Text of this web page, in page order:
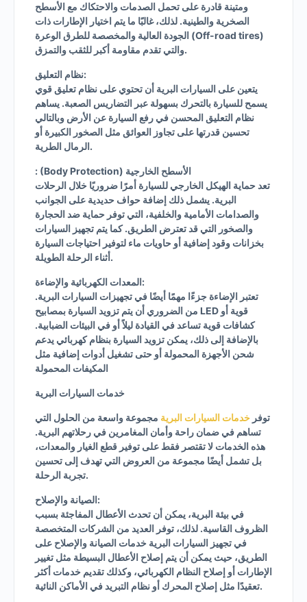
ومتينة قادرة على تحمل الصدمات والاحتكاك مع الأسطح
الصخرية والطينية. لذلك، غالبًا ما يتم اختيار الإطارات ذات
الجودة العالية والمخصصة للطرق الوعرة (Off-road tires)
والتي تقدم مقاومة أكبر للثقب والتمزق.
نظام التعليق:
يتعين على السيارات البرية أن تحتوي على نظام تعليق قوي
يسمح للسيارة بالتحرك بسهولة عبر التضاريس الصعبة. يساهم
نظام التعليق المحسن في رفع السيارة عن الأرض وبالتالي
تحسين قدرتها على تجاوز العوائق مثل الصخور الكبيرة أو
الرمال الطرية.
: (Body Protection) الأسطح الخارجية
تعد حماية الهيكل الخارجي للسيارة أمرًا ضروريًا خلال الرحلات
البرية. يشمل ذلك إضافة حواف حديدية على الجوانب
والصدامات الأمامية والخلفية، التي توفر حماية ضد الحجارة
والصخور التي قد تعترض الطريق. كما يتم تجهيز السيارات
بخزانات وقود إضافية أو حاويات ماء لتوفير احتياجات السيارة
أثناء الرحلة الطويلة.
المعدات الكهربائية والإضاءة:
تعتبر الإضاءة جزءًا مهمًا أيضًا في تجهيزات السيارات البرية.
من الضروري أن يتم تزويد السيارة بمصابيح LED قوية أو
كشافات قوية تساعد في القيادة ليلاً أو في البيئات الضبابية.
بالإضافة إلى ذلك، يمكن تزويد السيارة بنظام كهربائي يدعم
شحن الأجهزة المحمولة أو حتى تشغيل أدوات إضافية مثل
المكيفات المحمولة
خدمات السيارات البرية
توفر خدمات السيارات البرية مجموعة واسعة من الحلول التي
تساهم في ضمان راحة وأمان المغامرين في رحلاتهم البرية.
هذه الخدمات لا تقتصر فقط على توفير قطع الغيار والمعدات،
بل تشمل أيضًا مجموعة من العروض التي تهدف إلى تحسين
تجربة الرحلة.
الصيانة والإصلاح:
في بيئة البرية، يمكن أن تحدث الأعطال المفاجئة بسبب
الظروف القاسية. لذلك، توفر العديد من الشركات المتخصصة
في تجهيز السيارات البرية خدمات الصيانة والإصلاح على
الطريق، حيث يمكن أن يتم إصلاح الأعطال البسيطة مثل تغيير
الإطارات أو إصلاح النظام الكهربائي، وكذلك تقديم خدمات أكثر
تعقيدًا مثل إصلاح المحرك أو نظام التبريد في الأماكن النائية.